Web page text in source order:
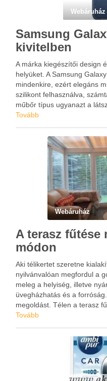
Webáruház
Samsung
kivitelben
A márka kiegészítői design
helyüket. A Samsung
mindenkire, ezért elegáns
szilikont felhasználva,
műbőr típus ugyanazt a
marhabőr. Viszonylag
Tovább
Webáruház
A terasz
módon
Aki télikertet szeretne
nyilvánvalóan megfordul a
meleg a helyiség, illetve
üvegházhatás és a
megoldást. Télen a terasz
maximalizálásával is
Tovább